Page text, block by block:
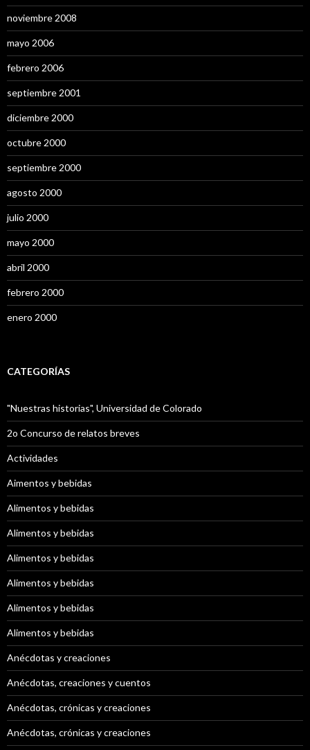
noviembre 2008
mayo 2006
febrero 2006
septiembre 2001
diciembre 2000
octubre 2000
septiembre 2000
agosto 2000
julio 2000
mayo 2000
abril 2000
febrero 2000
enero 2000
CATEGORÍAS
"Nuestras historias", Universidad de Colorado
2o Concurso de relatos breves
Actividades
Aimentos y bebidas
Alimentos y bebidas
Alimentos y bebidas
Alimentos y bebidas
Alimentos y bebidas
Alimentos y bebidas
Alimentos y bebidas
Anécdotas y creaciones
Anécdotas, creaciones y cuentos
Anécdotas, crónicas y creaciones
Anécdotas, crónicas y creaciones